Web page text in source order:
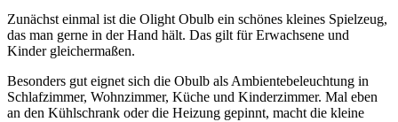
Zunächst einmal ist die Olight Obulb ein schönes kleines Spielzeug,
das man gerne in der Hand hält. Das gilt für Erwachsene und
Kinder gleichermaßen.
Besonders gut eignet sich die Obulb als Ambientebeleuchtung in
Schlafzimmer, Wohnzimmer, Küche und Kinderzimmer. Mal eben
an den Kühlschrank oder die Heizung gepinnt, macht die kleine